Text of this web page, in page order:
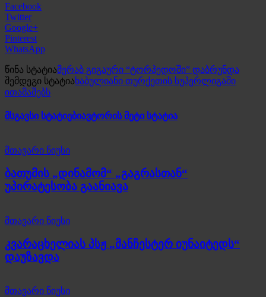
Facebook
Twitter
Google+
Pinterest
WhatsApp
წინა სტატიამერაბ გიგაური “ტორპედოში” დაბრუნდა
შემდეგი სტატიახაბულიანი თურქეთის სუპერლიგაში
ითამაშებს
მსგავსი სტატიებიავტორის მეტი სტატია
მთავარი ნიუსი
ბათუმის „დინამომ“ „გაგრასთან“
უპირატესობა გაანიავა
მთავარი ნიუსი
კვარაცხელიას პსჟ „მანჩესტერ იუნაიტედს“
დაუზავდა
მთავარი ნიუსი